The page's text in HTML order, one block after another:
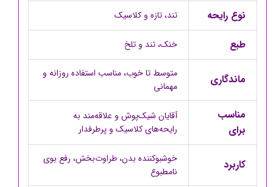
نوع رایحه تند، تازه و کلاسیک
طبع خنک، تند و تلخ
ماندگاری
متوسط تا خوب، مناسب استفاده روزانه و
مهمانی
مناسب
برای
آقایان شیک‌پوش و علاقه‌مند به
رایحه‌های کلاسیک و پرطرفدار
کاربرد
خوشبوکننده بدن، طراوت‌بخش، رفع بوی
نامطبوع